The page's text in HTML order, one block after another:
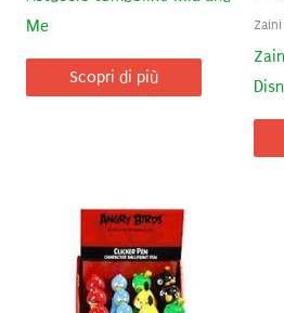
Me
Scopri di più